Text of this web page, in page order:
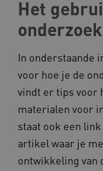
Het
In onderstaande
voor hoe je de
vindt er tips voor
materialen voor
staat ook een
artikel waar je
ontwikkeling van
ervoor dat de
worden altijd
op uw privacy.
Naam
__Secure-
__Secure-
FPLC